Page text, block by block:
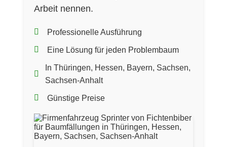
Arbeit nennen.
Professionelle Ausführung
Eine Lösung für jeden Problembaum
In Thüringen, Hessen, Bayern, Sachsen,
Sachsen-Anhalt
Günstige Preise